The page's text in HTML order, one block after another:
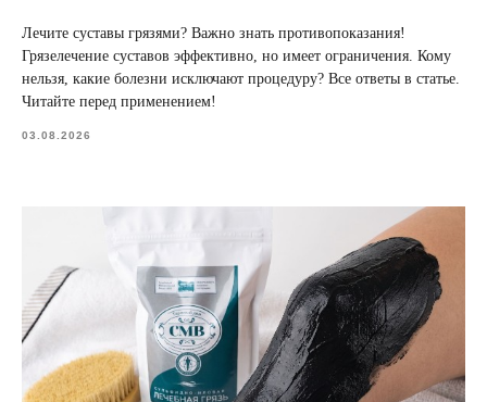
Лечите суставы грязями? Важно знать противопоказания!
Грязелечение суставов эффективно, но имеет ограничения. Кому
нельзя, какие болезни исключают процедуру? Все ответы в статье.
Читайте перед применением!
03.08.2026